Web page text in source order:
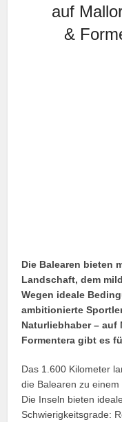
auf
&
Die Balearen bieten
Landschaft, dem
Wegen ideale
ambitionierte
Naturliebhaber – auf
Formentera gibt es
Das 1.600 Kilometer
die Balearen zu
Die Inseln bieten
Schwierigkeitsgrade: